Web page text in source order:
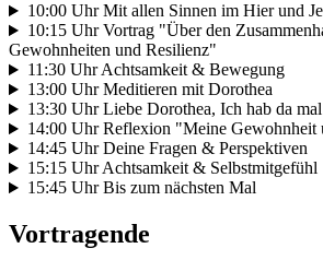
10:00 Uhr Mit allen Sinnen im Hier und
10:15 Uhr Vortrag "Über den
Gewohnheiten und Resilienz"
11:30 Uhr Achtsamkeit & Bewegung
13:00 Uhr Meditieren mit Dorothea
13:30 Uhr Liebe Dorothea, Ich hab da
14:00 Uhr Reflexion "Meine Gewohnheit
14:45 Uhr Deine Fragen & Perspektiven
15:15 Uhr Achtsamkeit & Selbstmitgefühl
15:45 Uhr Bis zum nächsten Mal
Vortragende